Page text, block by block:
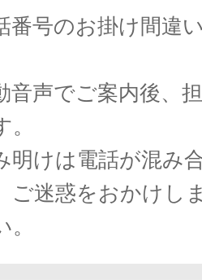
番号のお掛け間違
音声でご案内後、
。
明けは電話が混み
ご迷惑をおかけし
。